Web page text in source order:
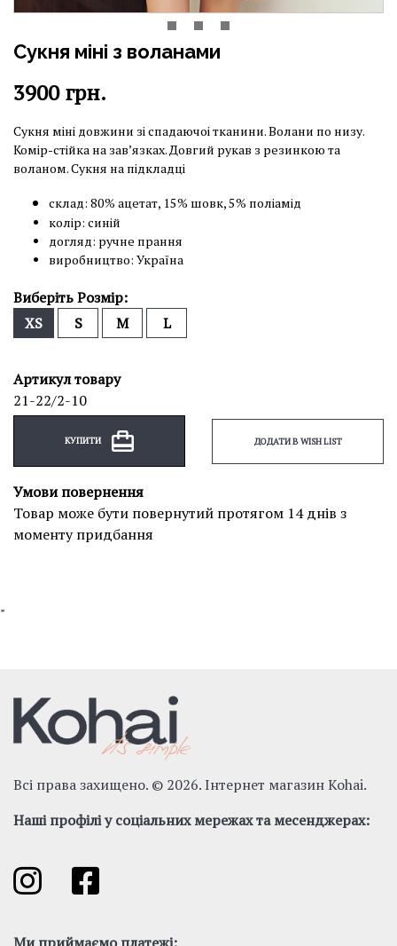
Сукня міні з воланами
3900грн.
Сукня міні довжини зі спадаючоі тканини. Волани по низу.
Комір-стійка на завʼязках. Довгий рукав з резинкою та
воланом. Сукня на підкладці
склад: 80% ацетат, 15% шовк, 5% поліамід
колір: синій
догляд: ручне прання
виробництво: Україна
Виберіть Розмір:
XS
S M L
Артикул товару
21-22/2-10
КУПИТИ ДОДАТИ В WISH LIST
Умови повернення
Товар може бути повернутий протягом 14 днів з
моменту придбання
"
Всі права захищено. © 2026. Інтернет магазин Kohai.
Наші профілі у соціальних мережах та месенджерах: